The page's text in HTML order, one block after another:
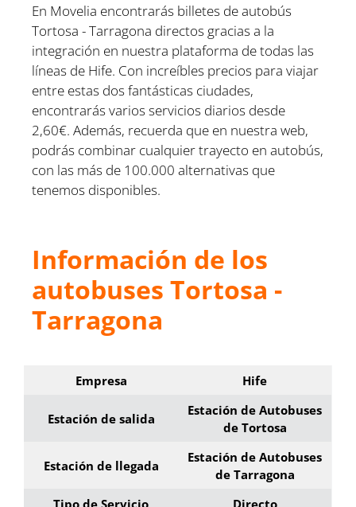
En Movelia encontrarás billetes de autobús
Tortosa - Tarragona directos gracias a la
integración en nuestra plataforma de todas las
líneas de Hife. Con increíbles precios para viajar
entre estas dos fantásticas ciudades,
encontrarás varios servicios diarios desde
2,60€. Además, recuerda que en nuestra web,
podrás combinar cualquier trayecto en autobús,
con las más de 100.000 alternativas que
tenemos disponibles.
Información de los
autobuses Tortosa -
Tarragona
Empresa Hife
Estación de salida
Estación de Autobuses
de Tortosa
Estación de llegada
Estación de Autobuses
de Tarragona
Tipo de Servicio
Directo